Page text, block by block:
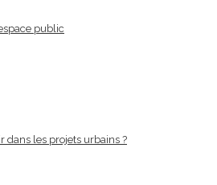
public
dans les projets urbains ?